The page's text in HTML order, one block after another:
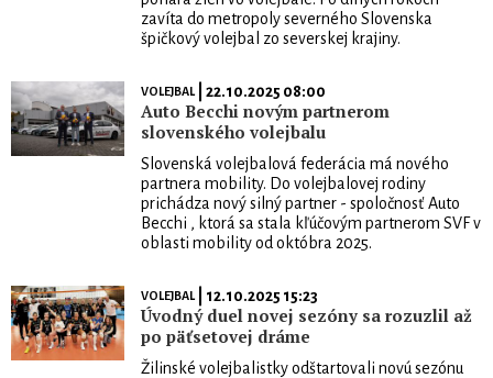
zavíta do metropoly severného Slovenska
špičkový volejbal zo severskej krajiny.
VOLEJBAL| 22.10.2025 08:00
Auto Becchi novým partnerom
slovenského volejbalu
Slovenská volejbalová federácia má nového
partnera mobility. Do volejbalovej rodiny
prichádza nový silný partner - spoločnosť Auto
Becchi , ktorá sa stala kľúčovým partnerom SVF v
oblasti mobility od októbra 2025.
VOLEJBAL| 12.10.2025 15:23
Úvodný duel novej sezóny sa rozuzlil až
po päťsetovej dráme
Žilinské volejbalistky odštartovali novú sezónu